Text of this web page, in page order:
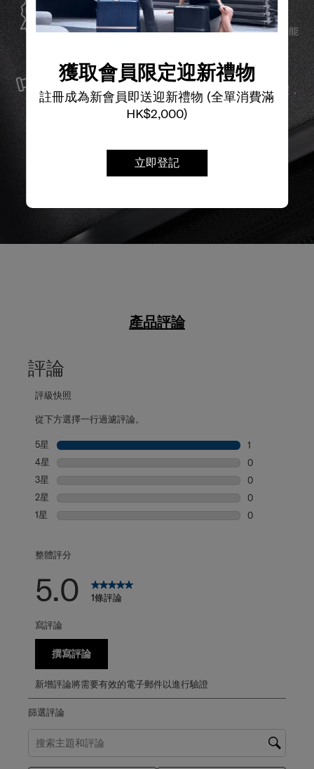
獲取會員限定迎新禮物
註冊成為新會員即送迎新禮物 (全單消費滿
HK$2,000)
立即登記
全球保修
Samsonite承諾提供全球保修服務，確保您的旅行裝備能
服務與維修
我們以最優質的物料製造產品，並提供可靠的服務支援，
確保無論任何情況，您的旅程始終領先一步。
產品評論
評論
評級快照
從下方選擇一行過濾評論。
5星 星級
1
4星 星級
0
3星 星級
0
2星 星級
0
1星 星級
0
整體評分
5.0 1條評論
寫評論
撰寫評論
新增評論將需要有效的電子郵件以進行驗證
篩選評論
搜尋主題和評論搜尋區域